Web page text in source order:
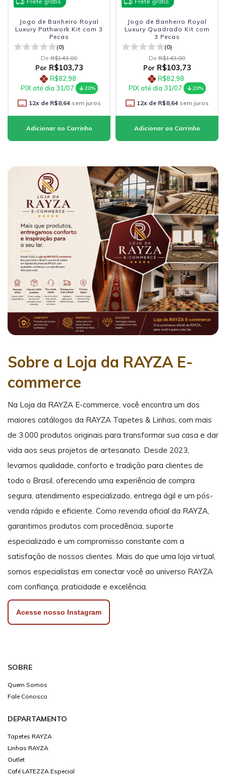
Jogo de Banheiro Royal
Luxury Pathwork Kit com 3
Pecas
(0)
De R$143,00
Por R$103,73
R$82,98
PIX até dia 31/07
20%
12x de R$8,64sem juros
Jogo de Banheiro Royal
Luxury Quadrado Kit com
3 Pecas
(0)
De R$143,00
Por R$103,73
R$82,98
PIX até dia 31/07
20%
12x de R$8,64sem juros
Sobre a Loja da RAYZA E-
commerce
Na Loja da RAYZA E-commerce, você encontra um dos
maiores catálogos da RAYZA Tapetes & Linhas, com mais
de 3.000 produtos originais para transformar sua casa e dar
vida aos seus projetos de artesanato. Desde 2023,
levamos qualidade, conforto e tradição para clientes de
todo o Brasil, oferecendo uma experiência de compra
segura, atendimento especializado, entrega ágil e um pós-
venda rápido e eficiente. Como revenda oficial da RAYZA,
garantimos produtos com procedência, suporte
especializado e um compromisso constante com a
satisfação de nossos clientes. Mais do que uma loja virtual,
somos especialistas em conectar você ao universo RAYZA
com confiança, praticidade e excelência.
Acesse nosso Instagram
SOBRE
Quem Somos
Fale Conosco
DEPARTAMENTO
Tapetes RAYZA
Linhas RAYZA
Outlet
Café LATEZZA Especial